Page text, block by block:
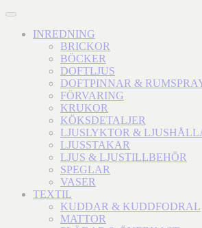
INREDNING
BRICKOR
BÖCKER
DOFTLJUS
DOFTPINNAR &
FÖRVARING
KRUKOR
KÖKSDETALJER
LJUSLYKTOR &
LJUSSTAKAR
LJUS & LJUSTILLBEHÖR
SPEGLAR
VASER
TEXTIL
KUDDAR & KUDDFODRAL
MATTOR